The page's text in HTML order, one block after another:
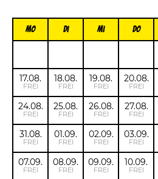
Mo Di Mi Do
17.08.
FREI
18.08.
FREI
19.08.
FREI
20.08.
FREI
24.08.
FREI
25.08.
FREI
26.08.
FREI
27.08.
FREI
31.08.
FREI
01.09.
FREI
02.09.
FREI
03.09.
FREI
07.09.
FREI
08.09.
FREI
09.09.
FREI
10.09.
FREI